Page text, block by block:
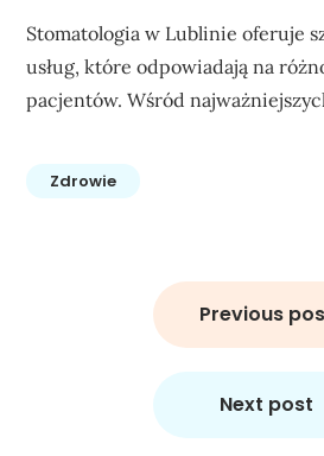
Stomatologia w Lublinie oferuje
usług, które odpowiadają na
pacjentów. Wśród
Zdrowie
Previous
Next post